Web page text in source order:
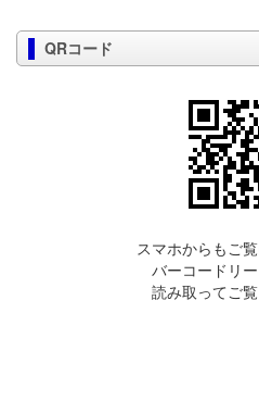
QRコード
スマホからもご覧
バーコードリ
読み取ってご覧